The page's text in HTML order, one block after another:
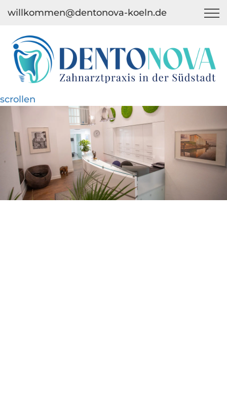
willkommen@dentonova-koeln.de
scrollen